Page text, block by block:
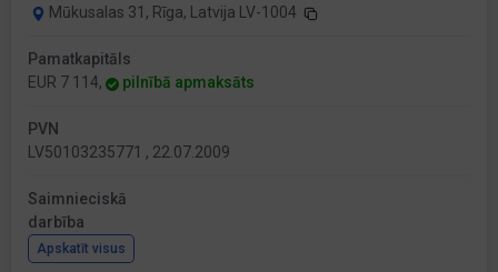
Mūkusalas 31, Rīga, Latvija LV-1004
Pamatkapitāls
EUR 7 114,
pilnībā apmaksāts
PVN
LV50103235771 , 22.07.2009
Saimnieciskā
darbība
Apskatīt visus